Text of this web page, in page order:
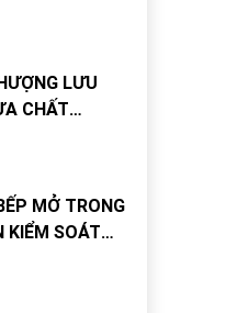
LƯU
CHẤT
KHÍ VÀO TIÊU
MỞ TRONG
KIỂM SOÁT
KHÍ